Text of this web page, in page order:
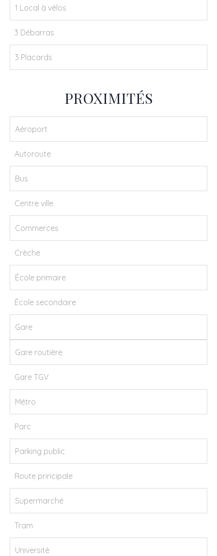
1 Local à vélos
3 Débarras
3 Placards
PROXIMITÉS
Aéroport
Autoroute
Bus
Centre ville
Commerces
Crèche
École primaire
École secondaire
Gare
Gare routière
Gare TGV
Métro
Parc
Parking public
Route principale
Supermarché
Tram
Université